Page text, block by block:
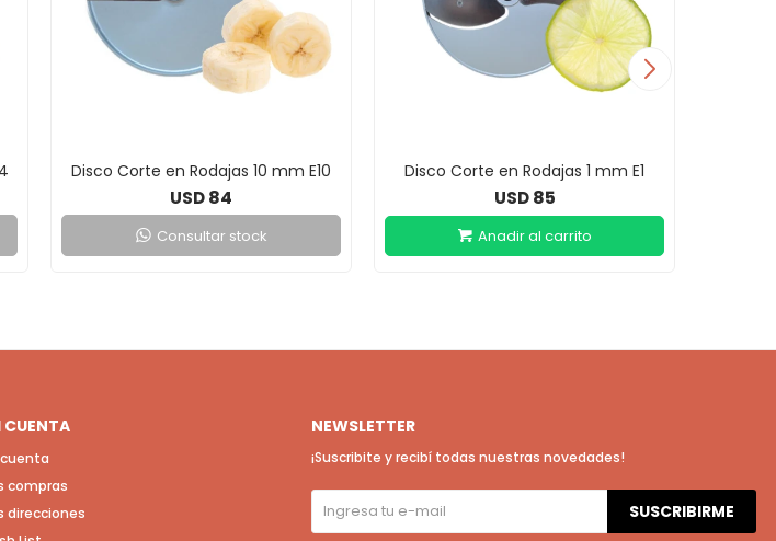
Disco Corte en Rodajas 10 mm E10
USD84
Consultar stock
Disco Corte en Rodajas 1 mm E1
USD 85
CUENTA
compras
direcciones
NEWSLETTER
¡Suscribite y recibí todas nuestras novedades!
SUSCRIBIRME